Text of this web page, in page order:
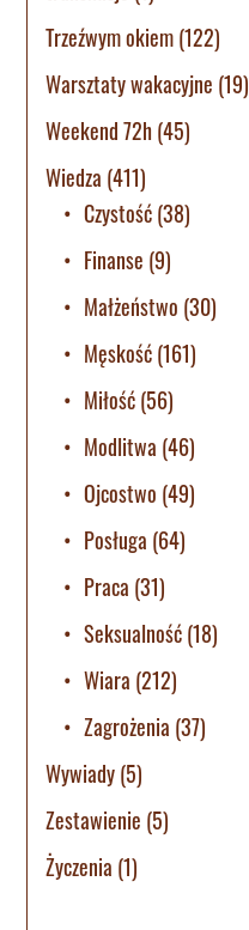
Trzeźwym okiem(122)
Warsztaty wakacyjne (19)
Weekend 72h(45)
Wiedza (411)
Czystość(38)
Finanse (9)
Małżeństwo (30)
Męskość(161)
Miłość(56)
Modlitwa (46)
Ojcostwo (49)
Posługa (64)
Praca (31)
Seksualność(18)
Wiara (212)
Zagrożenia (37)
Wywiady(5)
Zestawienie (5)
Życzenia (1)